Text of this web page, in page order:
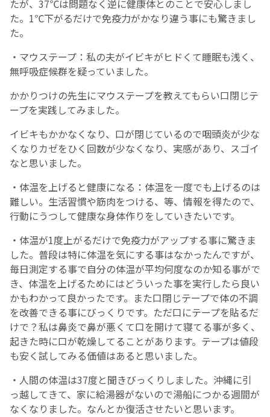
たが、37℃は問題なく逆に健康体とのことで安心しまし
た。1℃下がるだけで免疫力がかなり違う事にも驚きまし
た。
・マウステープ：私の夫がイビキがヒドくて睡眠も浅く、
無呼吸症候群を疑っていました。
かかりつけの先生にマウステープを教えてもらい口閉じテ
ープを実践してみました。
イビキもかかなくなり、口が閉じているので咽頭炎が少な
くなりカゼをひく回数が少なくなり、実感があり、スゴイ
なと思いました。
・体温を上げると健康になる：体温を一度でも上げるのは
難しい。生活習慣や筋肉をつける、等、情報を得たので、
行動にうつして健康な身体作りをしていきたいです。
・体温が1度上がるだけで免疫力がアップする事に驚きま
した。普段は特に体温を気にする事はなかったんですが、
毎日測定する事で自分の体温が平均何度なのか知る事がで
き、体温を上げるためにはどういった事を実行したら良い
かもわかって良かったです。また口閉じテープで体の不調
を改善できる事にびっくりです。ただ口にテープを貼るだ
けで？私は鼻炎で鼻が悪くて口を開けて寝てる事が多く、
起きた時に口が乾燥してることがあります。テープは値段
も安く試してみる価値はあると思いました。
・人間の体温は37度と聞きびっくりしました。沖縄に引
っ越してきて、家に給湯器がないので湯船につかる週間が
なくなりました。なんとか復活させたいと思います。